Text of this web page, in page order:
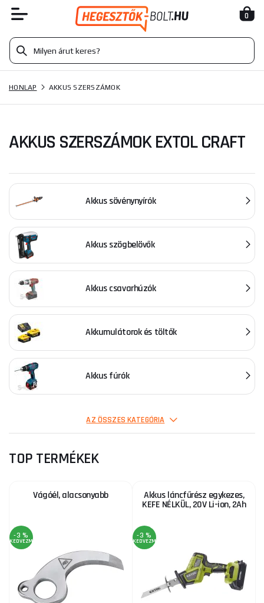
0
HONLAP AKKUS SZERSZÁMOK
AKKUS SZERSZÁMOK EXTOL CRAFT
Akkus sövénynyírók
Akkus szögbelövők
Akkus csavarhúzók
Akkumulátorok és töltők
Akkus fúrók
Akkus szerszámok előnyös szettben
AZ ÖSSZES KATEGÓRIA
TOP TERMÉKEK
Vágóél, alacsonyabb
-3 %
KEDVEZMÉNY
Akkus láncfűrész egykezes,
KEFE NÉLKÜL, 20V Li-ion, 2Ah
-3 %
KEDVEZMÉNY